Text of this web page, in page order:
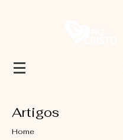
Artigos
Home